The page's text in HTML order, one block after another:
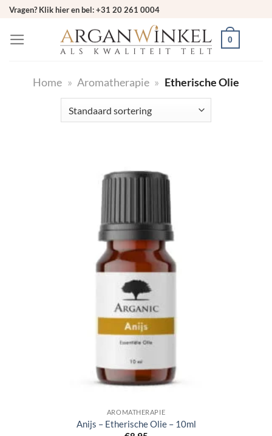
Ga
inhoud
Vragen? Klik hier en bel: +31 20 261 0004
0
Home » Aromatherapie » Etherische Olie
AROMATHERAPIE
Anijs – Etherische Olie – 10ml